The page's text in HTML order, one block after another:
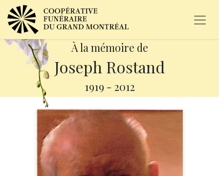
À la mémoire de
Joseph Rostand
1919 - 2012